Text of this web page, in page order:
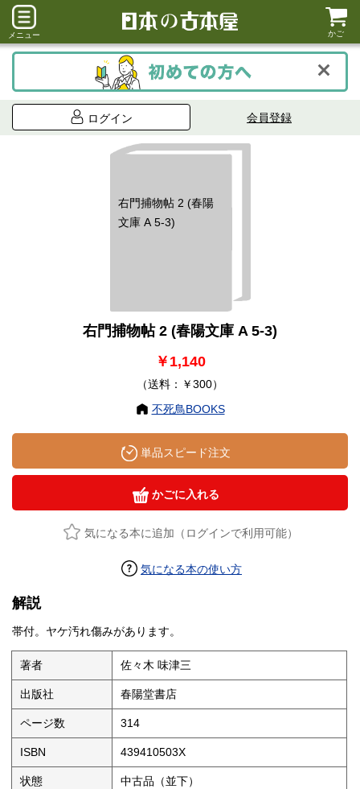
メニュー かご
ログイン 会員登録
右門捕物帖 2 (春陽
文庫 A 5-3)
右門捕物帖 2 (春陽文庫 A 5-3)
￥1,140
（送料：￥300）
不死鳥BOOKS
単品スピード注文
かごに入れる
気になる本に追加（ログインで利用可能）
気になる本の使い方
解説
帯付。ヤケ汚れ傷みがあります。
著者 佐々木 味津三
出版社 春陽堂書店
ページ数 314
ISBN 439410503X
状態 中古品（並下）